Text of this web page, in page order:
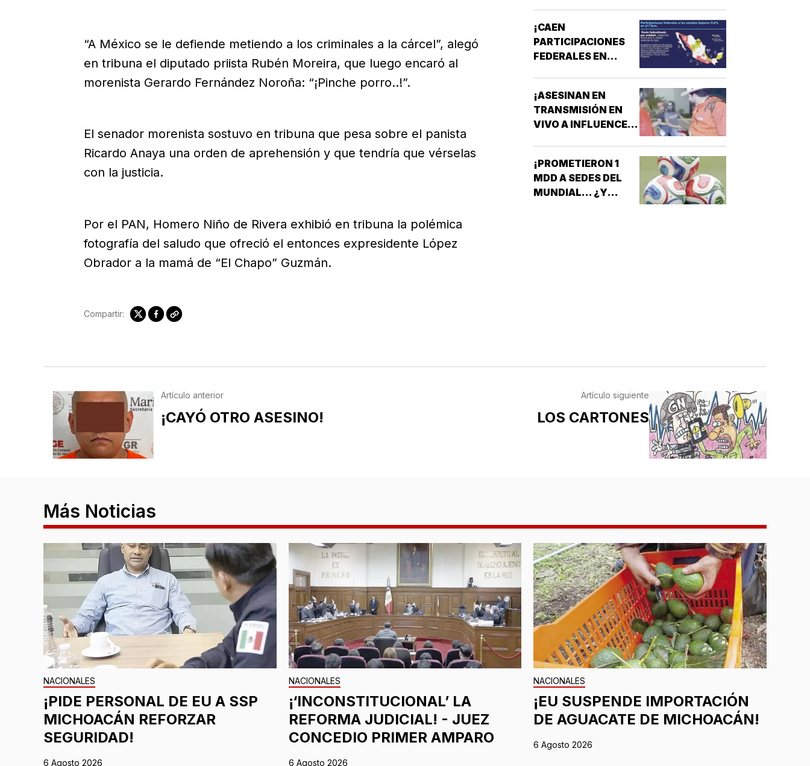
“A México se le defiende metiendo a los criminales a la cárcel”, alegó
en tribuna el diputado priista Rubén Moreira, que luego encaró al
morenista Gerardo Fernández Noroña: “¡Pinche porro..!”.
El senador morenista sostuvo en tribuna que pesa sobre el panista
Ricardo Anaya una orden de aprehensión y que tendría que vérselas
con la justicia.
Por el PAN, Homero Niño de Rivera exhibió en tribuna la polémica
fotografía del saludo que ofreció el entonces expresidente López
Obrador a la mamá de “El Chapo” Guzmán.
Compartir:
¡CAEN
PARTICIPACIONES
FEDERALES EN
¡ASESINAN EN
TRANSMISIÓN EN
VIVO A INFLUENCER
¡PROMETIERON 1
MDD A SEDES DEL
MUNDIAL... ¿Y
Artículo anterior
¡CAYÓ OTRO ASESINO!
Artículo siguiente
LOS CARTONES
Más Noticias
NACIONALES
¡PIDE PERSONAL DE EU A SSP
MICHOACÁN REFORZAR
SEGURIDAD!
6 Agosto 2026
NACIONALES
¡‘INCONSTITUCIONAL’ LA
REFORMA JUDICIAL! - JUEZ
CONCEDIO PRIMER AMPARO
6 Agosto 2026
NACIONALES
¡EU SUSPENDE IMPORTACIÓN
DE AGUACATE DE MICHOACÁN!
6 Agosto 2026